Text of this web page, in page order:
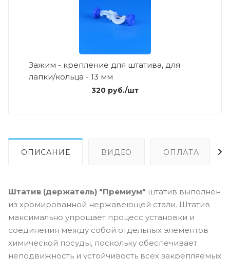
Зажим - крепление для штатива, для
лапки/кольца - 13 мм
320 руб./шт
ОПИСАНИЕ ВИДЕО ОПЛАТА
Штатив (держатель) "Премиум" штатив выполнен
из хромированной нержавеющей стали. Штатив
максимально упрощает процесс установки и
соединения между собой отдельных элементов
химической посуды, поскольку обеспечивает
неподвижность и устойчивость всех закрепляемых